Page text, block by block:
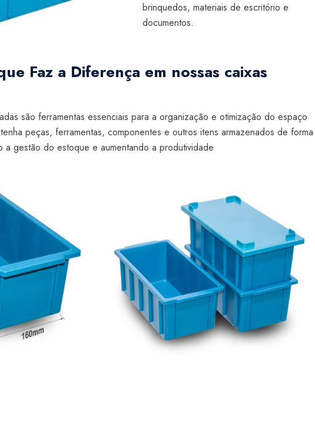
brinquedos, materiais de escritório e
documentos.
Faz a Diferença em nossas caixas
são ferramentas essenciais para a organização e otimização do espaço
peças, ferramentas, componentes e outros itens armazenados de forma
a gestão do estoque e aumentando a produtividade